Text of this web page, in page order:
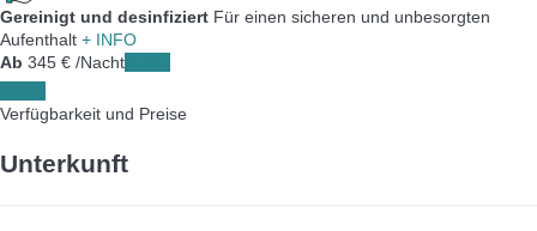
Gereinigt und desinfiziert Für einen sicheren und unbesorgten
Aufenthalt + INFO
Ab 345 € /Nacht
Verfügbarkeit und Preise
Unterkunft